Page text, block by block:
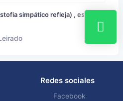
simpático refleja) , ese gran
Redes sociales
Facebook